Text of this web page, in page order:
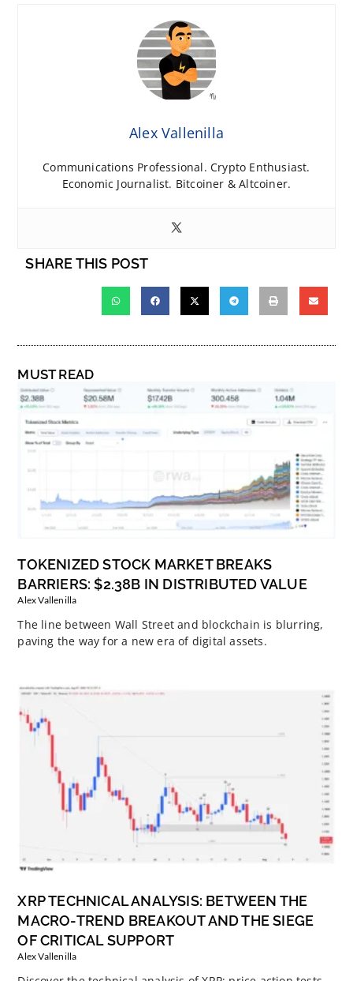
Alex Vallenilla
Communications Professional. Crypto Enthusiast.
Economic Journalist. Bitcoiner & Altcoiner.
SHARE THIS POST
MUST READ
TOKENIZED STOCK MARKET BREAKS
BARRIERS: $2.38B IN DISTRIBUTED VALUE
Alex Vallenilla
The line between Wall Street and blockchain is blurring,
paving the way for a new era of digital assets.
XRP TECHNICAL ANALYSIS: BETWEEN THE
MACRO-TREND BREAKOUT AND THE SIEGE
OF CRITICAL SUPPORT
Alex Vallenilla